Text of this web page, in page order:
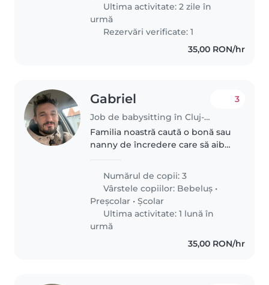
Ultima activitate: 2 zile în
urmă
Rezervări verificate: 1
35,00 RON/hr
Gabriel
Job de babysitting în Cluj-Napoca
3
Familia noastră caută o bonă sau
nanny de încredere care să aibă
un bebeluș, un preșcolar și un
elev. Suntem în căutarea unei
persoane care se..
Numărul de copii: 3
Vârstele copiilor: Bebeluș •
Preșcolar •Școlar
Ultima activitate: 1 lună în
urmă
35,00 RON/hr